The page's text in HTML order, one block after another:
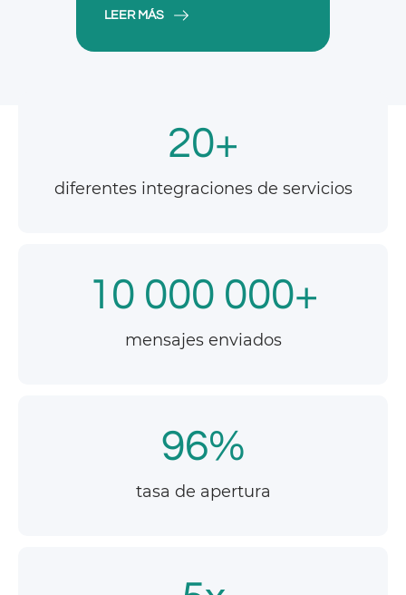
LEER MÁS
20+
diferentes integraciones de servicios
10 000 000+
mensajes enviados
96%
tasa de apertura